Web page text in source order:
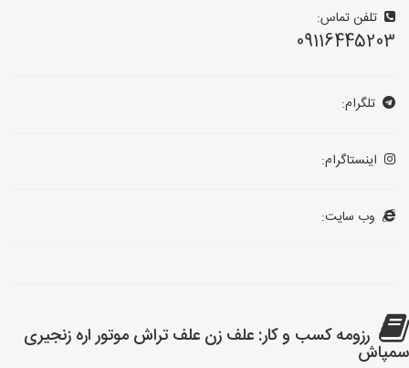
تلفن تماس:
09116445203
تلگرام:
اینستاگرام:
وب سایت:
رزومه کسب و کار: علف زن علف تراش موتور اره زنجیری
سمپاش